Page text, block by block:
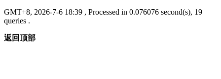
GMT+8, 2026-7-6 18:39 , Processed in 0.076076 second(s), 19
queries .
返回顶部